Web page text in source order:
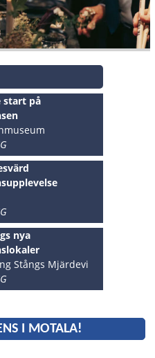
start på
nya
Stångs Mjärdevi
I MOTALA!